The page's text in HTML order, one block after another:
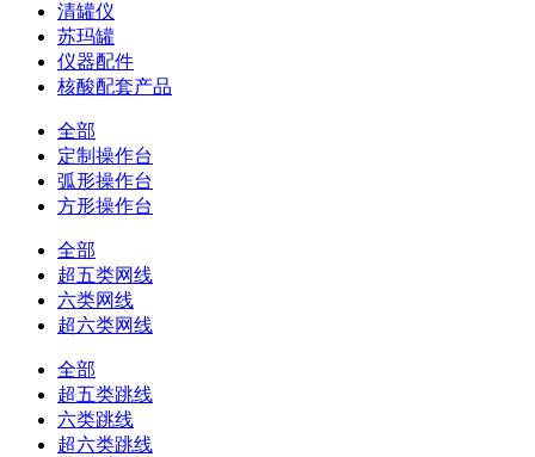
清罐仪
苏玛罐
仪器配件
核酸配套产品
全部
定制操作台
弧形操作台
方形操作台
全部
超五类网线
六类网线
超六类网线
全部
超五类跳线
六类跳线
超六类跳线